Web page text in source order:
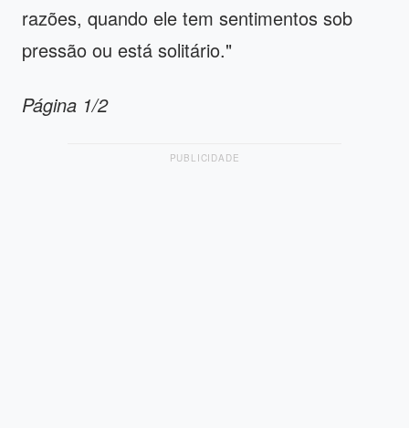
razões, quando ele tem sentimentos sob
pressão ou está solitário."
Página 1/2
PUBLICIDADE